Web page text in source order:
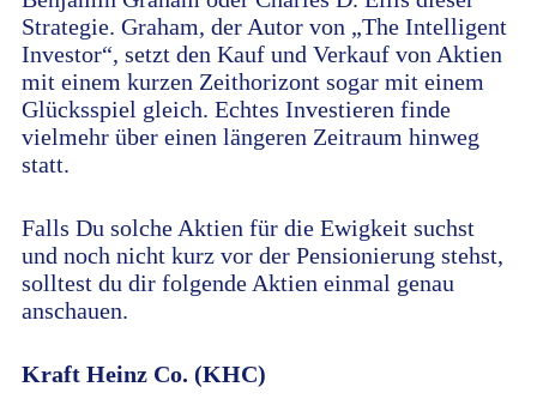
Strategie. Graham, der Autor von „The Intelligent
Investor“, setzt den Kauf und Verkauf von Aktien
mit einem kurzen Zeithorizont sogar mit einem
Glücksspiel gleich. Echtes Investieren finde
vielmehr über einen längeren Zeitraum hinweg
statt.
Falls Du solche Aktien für die Ewigkeit suchst
und noch nicht kurz vor der Pensionierung stehst,
solltest du dir folgende Aktien einmal genau
anschauen.
Kraft Heinz Co. (KHC)